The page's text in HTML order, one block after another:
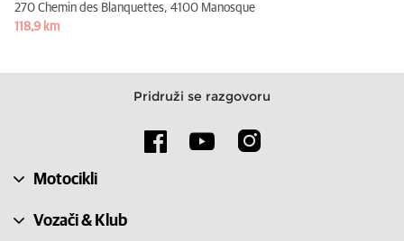
270 Chemin des Blanquettes, 4100 Manosque
118,9 km
Pridruži se razgovoru
Motocikli
Vozači & Klub